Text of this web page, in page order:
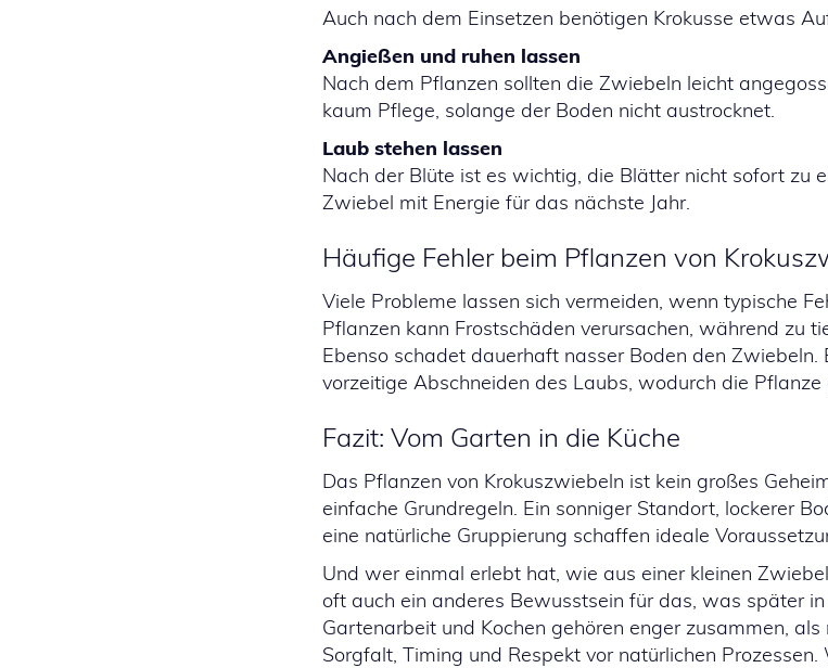
Auch nach dem Einsetzen benötigen Krokusse etwas
Angießen und ruhen lassen
Nach dem Pflanzen sollten die Zwiebeln leicht
kaum Pflege, solange der Boden nicht austrocknet.
Laub stehen lassen
Nach der Blüte ist es wichtig, die Blätter nicht sofort zu
Zwiebel mit Energie für das nächste Jahr.
Häufige Fehler beim Pflanzen von
Viele Probleme lassen sich vermeiden, wenn typische
Pflanzen kann Frostschäden verursachen, während zu
Ebenso schadet dauerhaft nasser Boden den
vorzeitige Abschneiden des Laubs, wodurch die
Fazit: Vom Garten in die Küche
Das Pflanzen von Krokuszwiebeln ist kein großes
einfache Grundregeln. Ein sonniger Standort, lockerer
eine natürliche Gruppierung schaffen ideale
Und wer einmal erlebt hat, wie aus einer kleinen
oft auch ein anderes Bewusstsein für das, was später
Gartenarbeit und Kochen gehören enger zusammen,
Sorgfalt, Timing und Respekt vor natürlichen